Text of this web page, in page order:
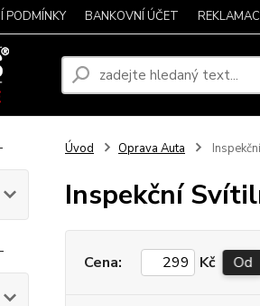
PODMÍNKY BANKOVNÍ ÚČET
Úvod Oprava Auta
Inspekční
Cena: Kč Od